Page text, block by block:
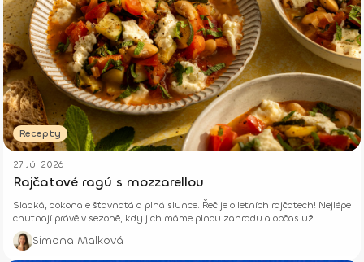
Recepty
27 Júl 2026
Rajčatové ragú s mozzarellou
Sladká, dokonale šťavnatá a plná slunce. Řeč je o letních rajčatech! Nejlépe
chutnají právě v sezoně, kdy jich máme plnou zahradu a občas už
opravdu nevíme, co s nimi.
Simona Malková